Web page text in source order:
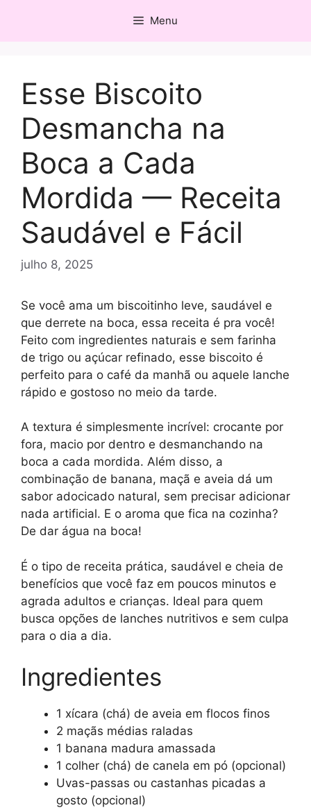
o
Menu
Esse Biscoito
Desmancha na
Boca a Cada
Mordida — Receita
Saudável e Fácil
julho 8, 2025
Se você ama um biscoitinho leve, saudável e
que derrete na boca, essa receita é pra você!
Feito com ingredientes naturais e sem farinha
de trigo ou açúcar refinado, esse biscoito é
perfeito para o café da manhã ou aquele lanche
rápido e gostoso no meio da tarde.
A textura é simplesmente incrível: crocante por
fora, macio por dentro e desmanchando na
boca a cada mordida. Além disso, a
combinação de banana, maçã e aveia dá um
sabor adocicado natural, sem precisar adicionar
nada artificial. E o aroma que fica na cozinha?
De dar água na boca!
É o tipo de receita prática, saudável e cheia de
benefícios que você faz em poucos minutos e
agrada adultos e crianças. Ideal para quem
busca opções de lanches nutritivos e sem culpa
para o dia a dia.
Ingredientes
1 xícara (chá) de aveia em flocos finos
2 maçãs médias raladas
1 banana madura amassada
1 colher (chá) de canela em pó (opcional)
Uvas-passas ou castanhas picadas a
gosto (opcional)